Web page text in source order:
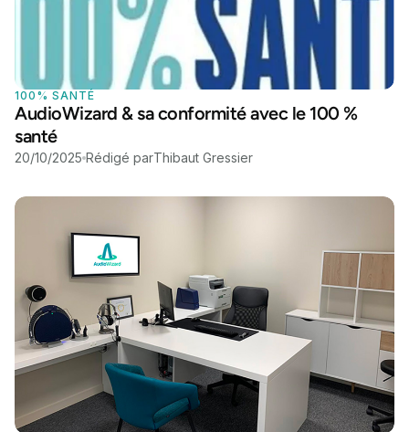
100% SANTÉ
AudioWizard & sa conformité avec le 100 %
santé
20/10/2025 Rédigé parThibaut Gressier